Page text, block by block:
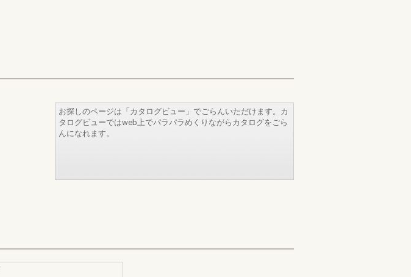
お探しのページは「カタログビュー」でごらんいただけます。カ
タログビューではweb上でパラパラめくりながらカタログをごら
んになれます。